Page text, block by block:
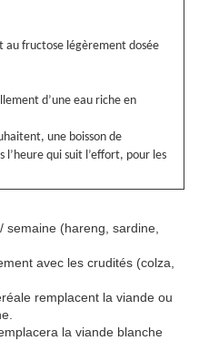
au fructose légèrement dosée
d’une eau riche en
une boisson de
qui suit l’effort, pour les
semaine (hareng, sardine,
avec les crudités (colza,
remplacent la viande ou
la viande blanche